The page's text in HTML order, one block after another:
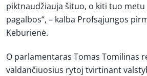
piktnaudžiauja šituo, o kiti tuo metu
pagalbos“, – kalba Profsąjungos
Keburienė.
O parlamentaras Tomas Tomilinas
valdančiuosius rytoj tvirtinant